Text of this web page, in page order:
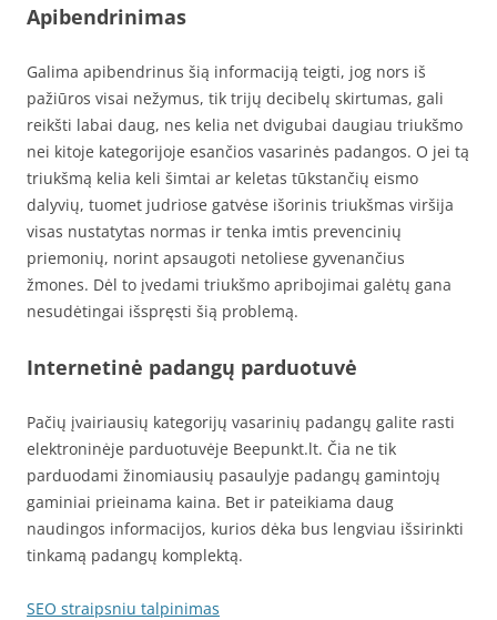
Apibendrinimas
Galima apibendrinus šią informaciją teigti, jog nors iš
pažiūros visai nežymus, tik trijų decibelų skirtumas, gali
reikšti labai daug, nes kelia net dvigubai daugiau triukšmo
nei kitoje kategorijoje esančios vasarinės padangos. O jei tą
triukšmą kelia keli šimtai ar keletas tūkstančių eismo
dalyvių, tuomet judriose gatvėse išorinis triukšmas viršija
visas nustatytas normas ir tenka imtis prevencinių
priemonių, norint apsaugoti netoliese gyvenančius
žmones. Dėl to įvedami triukšmo apribojimai galėtų gana
nesudėtingai išspręsti šią problemą.
Internetinė padangų parduotuvė
Pačių įvairiausių kategorijų vasarinių padangų galite rasti
elektroninėje parduotuvėje Beepunkt.lt. Čia ne tik
parduodami žinomiausių pasaulyje padangų gamintojų
gaminiai prieinama kaina. Bet ir pateikiama daug
naudingos informacijos, kurios dėka bus lengviau išsirinkti
tinkamą padangų komplektą.
SEO straipsniu talpinimas